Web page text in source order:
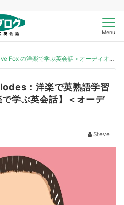
Menu
Fox の洋楽で学ぶ英会話＜オーディオ付き＞
：洋楽で英熟語学習
学ぶ英会話】＜オーデ
Steve